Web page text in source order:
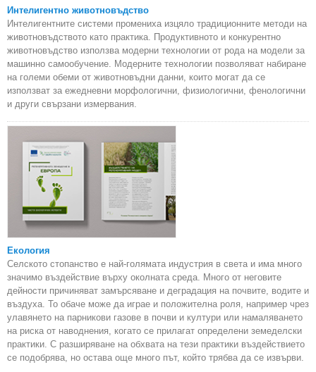
Интелигентно животновъдство
Интелигентните системи промениха изцяло традиционните методи на
животновъдството като практика. Продуктивното и конкурентно
животновъдство използва модерни технологии от рода на модели за
машинно самообучение. Модерните технологии позволяват набиране
на големи обеми от животновъдни данни, които могат да се
използват за ежедневни морфологични, физиологични, фенологични
и други свързани измервания.
Екология
Селското стопанство е най-голямата индустрия в света и има много
значимо въздействие върху околната среда. Много от неговите
дейности причиняват замърсяване и деградация на почвите, водите и
въздуха. То обаче може да играе и положителна роля, например чрез
улавянето на парникови газове в почви и култури или намаляването
на риска от наводнения, когато се прилагат определени земеделски
практики. С разширяване на обхвата на тези практики въздействието
се подобрява, но остава още много път, който трябва да се извърви.